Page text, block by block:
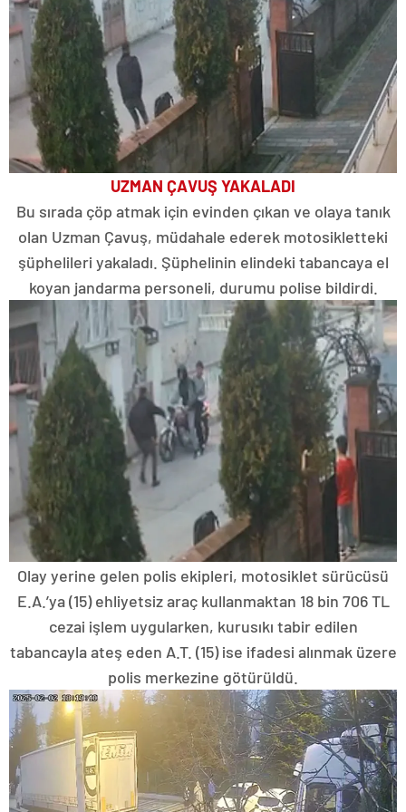
UZMAN ÇAVUŞ YAKALADI
Bu sırada çöp atmak için evinden çıkan ve olaya tanık
olan Uzman Çavuş, müdahale ederek motosikletteki
şüphelileri yakaladı. Şüphelinin elindeki tabancaya el
koyan jandarma personeli, durumu polise bildirdi.
Olay yerine gelen polis ekipleri, motosiklet sürücüsü
E.A.’ya (15) ehliyetsiz araç kullanmaktan 18 bin 706 TL
cezai işlem uygularken, kurusıkı tabir edilen
tabancayla ateş eden A.T. (15) ise ifadesi alınmak üzere
polis merkezine götürüldü.